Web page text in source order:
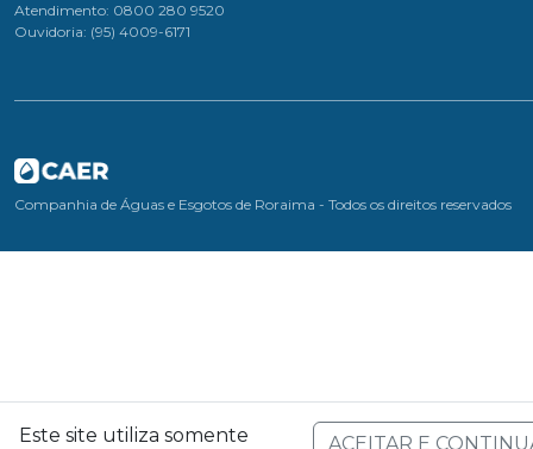
Este site utiliza somente ACEITAR E
Atendimento: 0800 280 9520
Ouvidoria: (95) 4009-6171
Companhia de Águas e Esgotos de Roraima - Todos os direitos reservados